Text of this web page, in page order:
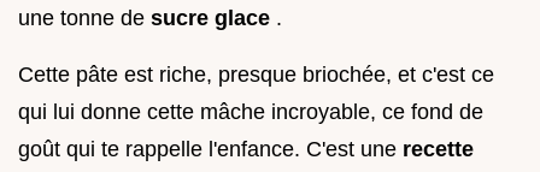
une tonne de sucre glace .
Cette pâte est riche, presque briochée, et c'est ce
qui lui donne cette mâche incroyable, ce fond de
goût qui te rappelle l'enfance. C'est une recette